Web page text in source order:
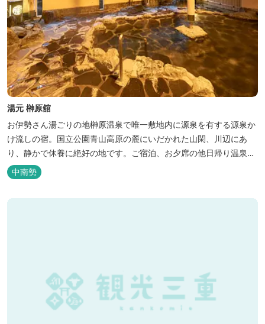
湯元 榊原舘
お伊勢さん湯ごりの地榊原温泉で唯一敷地内に源泉を有する源泉か
け流しの宿。国立公園青山高原の麓にいだかれた山閑、川辺にあ
り、静かで休養に絶好の地です。ご宿泊、お夕席の他日帰り温泉も
楽しめます。お料理にも温泉を用いた温泉野菜蒸しの他美と健康を
テーマとしたふるさと会席をご用意しています。
中南勢